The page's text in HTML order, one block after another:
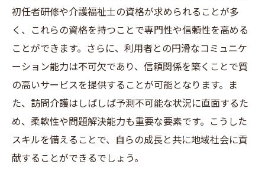
初任者研修や介護福祉士の資格が求められることが多
く、これらの資格を持つことで専門性や信頼性を高める
ことができます。さらに、利用者との円滑なコミュニケ
ーション能力は不可欠であり、信頼関係を築くことで質
の高いサービスを提供することが可能となります。ま
た、訪問介護はしばしば予測不可能な状況に直面するた
め、柔軟性や問題解決能力も重要な要素です。こうした
スキルを備えることで、自らの成長と共に地域社会に貢
献することができるでしょう。